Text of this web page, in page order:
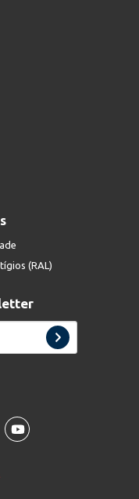
(RAL)